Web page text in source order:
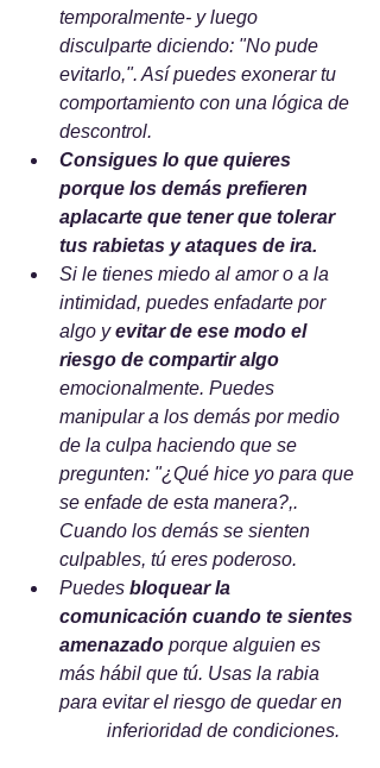
temporalmente- y luego
disculparte diciendo: "No pude
evitarlo,". Así puedes exonerar tu
comportamiento con una lógica de
descontrol.
Consigues lo que quieres
porque los demás prefieren
aplacarte que tener que tolerar
tus rabietas y ataques de ira.
Si le tienes miedo al amor o a la
intimidad, puedes enfadarte por
algo y evitar de ese modo el
riesgo de compartir algo
emocionalmente. Puedes
manipular a los demás por medio
de la culpa haciendo que se
pregunten: "¿Qué hice yo para que
se enfade de esta manera?,.
Cuando los demás se sienten
culpables, tú eres poderoso.
Puedes bloquear la
comunicación cuando te sientes
amenazado porque alguien es
más hábil que tú. Usas la rabia
para evitar el riesgo de quedar en